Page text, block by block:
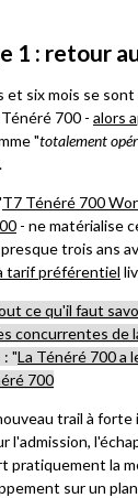
1 : retour
six mois se
700 - alors
"totalement
T7 Ténéré 700
- ne matérialise
trois ans
tarif préférentiel
ce qu'il faut
concurrentes de
: "La Ténéré 700 a
700
trail à
l'admission,
pratiquement la
sur un